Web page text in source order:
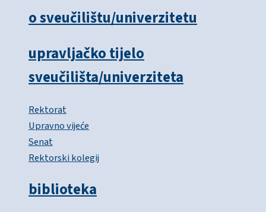
o sveučilištu/univerzitetu
upravljačko tijelo
sveučilišta/univerziteta
Rektorat
Upravno vijeće
Senat
Rektorski kolegij
biblioteka